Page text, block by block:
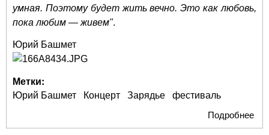
умная. Поэтому будет жить вечно. Это как любовь,
пока любим — живем".
Юрий Башмет
Метки:
Юрий Башмет Концерт Зарядье
фестиваль
Подробнее